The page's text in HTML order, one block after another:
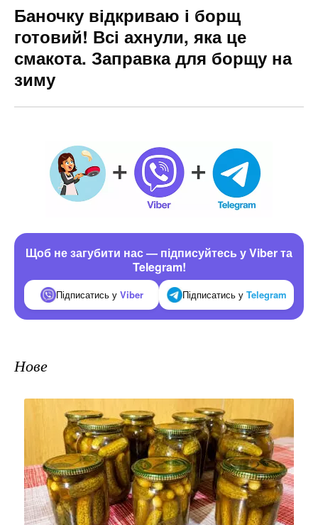
Баночку відкриваю і борщ
готовий! Всі ахнули, яка це
смакота. Заправка для борщу на
зиму
Щоб не загубити нас — підписуйтесь у Viber та
Telegram!
Підписатись у Viber Підписатись у Telegram
Нове